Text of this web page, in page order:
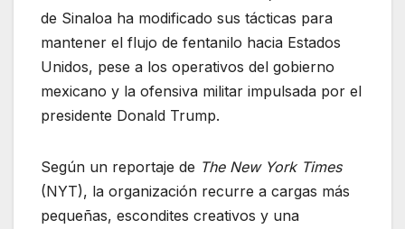
de Sinaloa ha modificado sus tácticas para
mantener el flujo de fentanilo hacia Estados
Unidos, pese a los operativos del gobierno
mexicano y la ofensiva militar impulsada por el
presidente Donald Trump.
Según un reportaje de The New York Times
(NYT), la organización recurre a cargas más
pequeñas, escondites creativos y una